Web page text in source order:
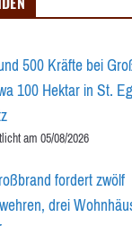
500 Kräfte bei
100 Hektar in St.
am 05/08/2026
fordert zwölf
drei